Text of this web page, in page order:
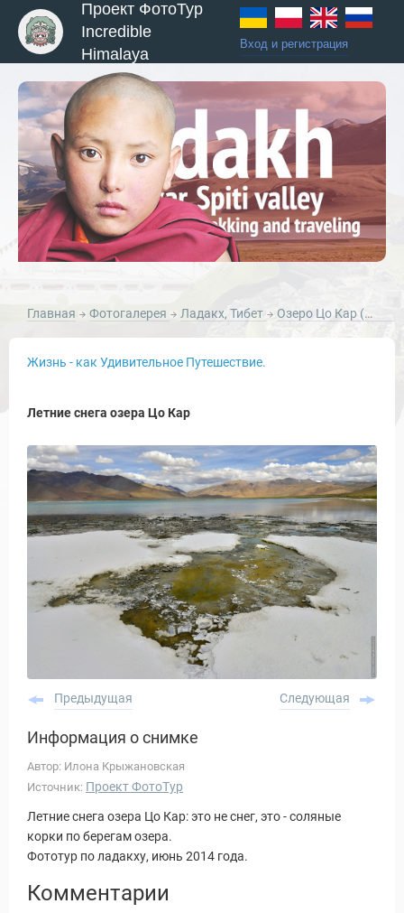
и Туры
Проект ФотоТур
Incredible
Himalaya
Вход и регистрация
Главная Фотогалерея Ладакх, Тибет Озеро Цо Кар (Тсо Кар), долина Рупшу, Ладакх, Гималаи, Малый Тибет.
Жизнь - как Удивительное Путешествие.
Летние снега озера Цо Кар
Предыдущая Следующая
Информация о снимке
Автор: Илона Крыжановская
Источник: Проект ФотоТур
Летние снега озера Цо Кар: это не снег, это - соляные
корки по берегам озера.
Фототур по ладакху, июнь 2014 года.
Комментарии